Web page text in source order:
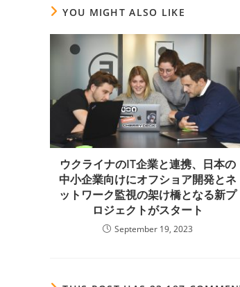
YOU MIGHT ALSO LIKE
ウクライナのIT企業と連携、日本の
中小企業向けにオフショア開発とネ
ットワーク監視の架け橋となる新プ
ロジェクトがスタート
September 19, 2023